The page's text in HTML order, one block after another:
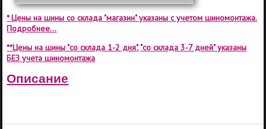
* Цены на шины со склада "магазин" указаны с учетом шиномонтажа.
Подробнее...
**Цены на шины "со склада 1-2 дня", "со склада 3-7 дней" указаны
БЕЗ учета шиномонтажа
Описание